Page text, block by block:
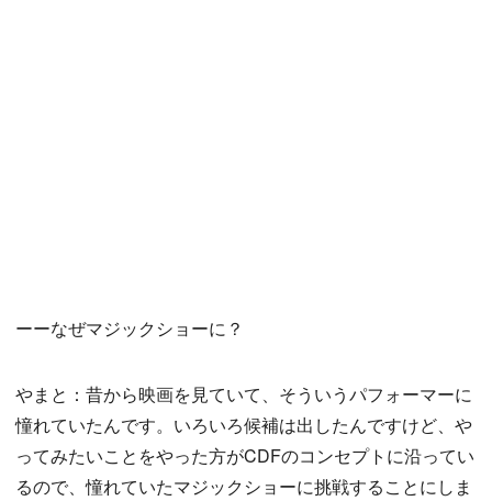
ーーなぜマジックショーに？
やまと：昔から映画を見ていて、そういうパフォーマーに
憧れていたんです。いろいろ候補は出したんですけど、や
ってみたいことをやった方がCDFのコンセプトに沿ってい
るので、憧れていたマジックショーに挑戦することにしま